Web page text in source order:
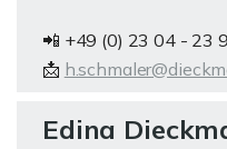
📲 +49 (0) 23 04 - 23
📩
Edina